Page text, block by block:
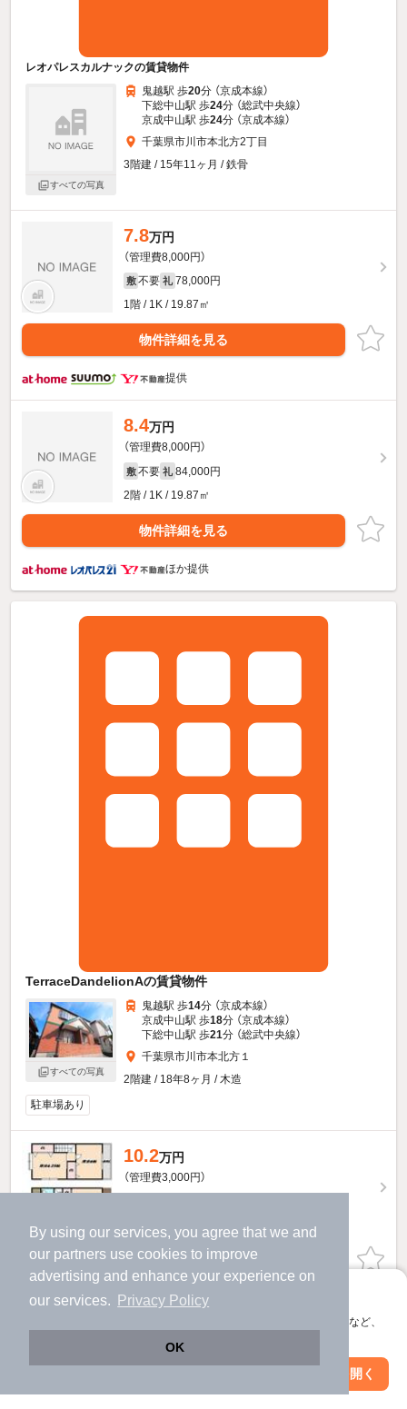
By using our services, you agree that we and
our partners use cookies to improve
advertising and enhance your experience on
our services.
Privacy Policy
OK
アプリに切り替えて、サクサクお部屋探し
会員登録なしですぐ使える。マップ検索やお気に入り保存など、
アプリを開く
レオパレスカルナックの賃貸物件
すべての写真
鬼越駅 歩20分 （京成本線）
下総中山駅 歩24分 （総武中央線）
京成中山駅 歩24分 （京成本線）
千葉県市川市本北方2丁目
3階建 / 15年11ヶ月 / 鉄骨
7.8万円
（管理費8,000円）
敷 不要 礼 78,000円
1階 / 1K / 19.87㎡
物件詳細を見る
提供
8.4万円
（管理費8,000円）
敷 不要 礼 84,000円
2階 / 1K / 19.87㎡
物件詳細を見る
ほか提供
TerraceDandelionAの賃貸物件
すべての写真
鬼越駅 歩14分 （京成本線）
京成中山駅 歩18分 （京成本線）
下総中山駅 歩21分 （総武中央線）
千葉県市川市本北方１
2階建 / 18年8ヶ月 / 木造
駐車場あり
10.2万円
（管理費3,000円）
1階 / 2DK / 56.1㎡
お問い合わせ （無料）
提供
万円
（管理費3,000円）
204,000円 不要
絞り込み条件を変更